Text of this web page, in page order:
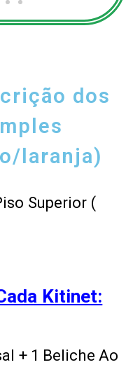
dos
laranja)
Superior (
Kitinet:
+ 1 Beliche Ao